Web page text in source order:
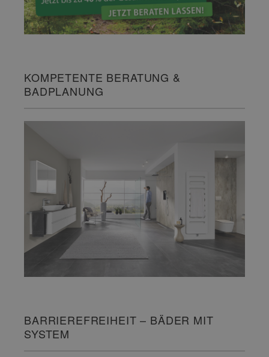
KOMPETENTE BERATUNG &
BADPLANUNG
BARRIEREFREIHEIT – BÄDER MIT
SYSTEM